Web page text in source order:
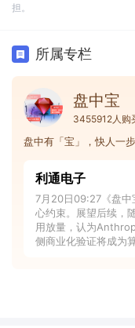
担。
所属专栏
盘中宝
3455912人购
盘中有「宝」，快人一步
利通电子
7月20日09:27《盘中
心约束。展望后续，
用放量，认为
侧商业化验证将成为